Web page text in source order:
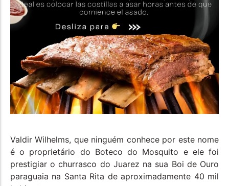
Valdir Wilhelms, que ninguém conhece por este nome
é o proprietário do Boteco do Mosquito e ele foi
prestigiar o churrasco do Juarez na sua Boi de Ouro
paraguaia na Santa Rita de aproximadamente 40 mil